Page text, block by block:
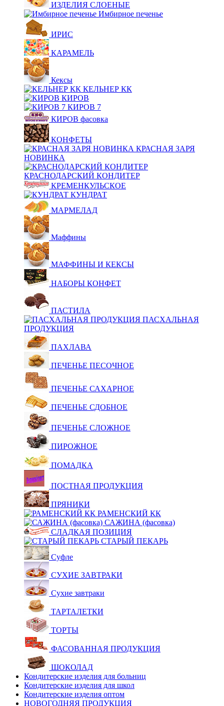
ИЗДЕЛИЯ СЛОЕНЫЕ
Имбирное печенье
ИРИС
КАРАМЕЛЬ
Кексы
КЕЛЬНЕР КК
КИРОВ
КИРОВ 7
КИРОВ фасовка
КОНФЕТЫ
КРАСНАЯ ЗАРЯ
НОВИНКА
КРАСНОДАРСКИЙ КОНДИТЕР
КРЕМЕНКУЛЬСКОЕ
КУНДРАТ
МАРМЕЛАД
Маффины
МАФФИНЫ И КЕКСЫ
НАБОРЫ КОНФЕТ
ПАСТИЛА
ПАСХАЛЬНАЯ
ПРОДУКЦИЯ
ПАХЛАВА
ПЕЧЕНЬЕ ПЕСОЧНОЕ
ПЕЧЕНЬЕ САХАРНОЕ
ПЕЧЕНЬЕ СДОБНОЕ
ПЕЧЕНЬЕ СЛОЖНОЕ
ПИРОЖНОЕ
ПОМАДКА
ПОСТНАЯ ПРОДУКЦИЯ
ПРЯНИКИ
РАМЕНСКИЙ КК
САЖИНА (фасовка)
СЛАДКАЯ ПОЗИЦИЯ
СТАРЫЙ ПЕКАРЬ
Суфле
СУХИЕ ЗАВТРАКИ
Сухие завтраки
ТАРТАЛЕТКИ
ТОРТЫ
ФАСОВАННАЯ ПРОДУКЦИЯ
ШОКОЛАД
Кондитерские изделия для больниц
Кондитерские изделия для школ
Кондитерские изделия оптом
НОВОГОДНЯЯ ПРОДУКЦИЯ